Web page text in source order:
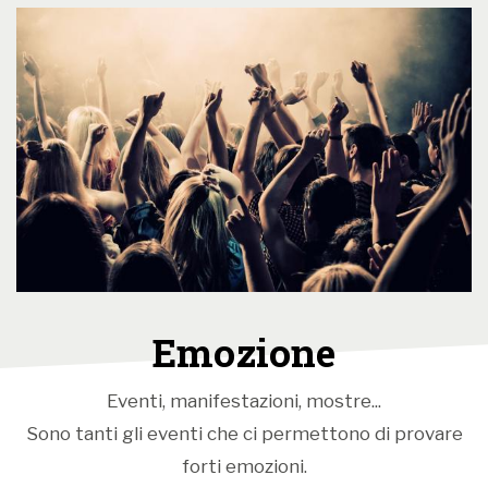
Emozione
Eventi, manifestazioni, mostre...
Sono tanti gli eventi che ci permettono di provare
forti emozioni.